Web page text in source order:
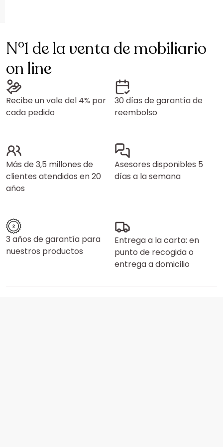
N°1 de la venta de mobiliario
on line
Recibe un vale del 4% por
cada pedido
30 días de garantía de
reembolso
Más de 3,5 millones de
clientes atendidos en 20
años
Asesores disponibles 5
días a la semana
3 años de garantía para
nuestros productos
Entrega a la carta: en
punto de recogida o
entrega a domicilio